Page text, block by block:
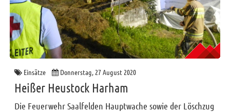
Einsätze Donnerstag, 27 August 2020
Heißer Heustock Harham
Die Feuerwehr Saalfelden Hauptwache sowie der Löschzug